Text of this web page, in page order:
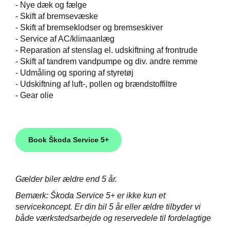
- Nye dæk og fælge
- Skift af bremsevæske
- Skift af bremseklodser og bremseskiver
- Service af AC/klimaanlæg
- Reparation af stenslag el. udskiftning af frontrude
- Skift af tandrem vandpumpe og div. andre remme
- Udmåling og sporing af styretøj
- Udskiftning af luft-, pollen og brændstoffiltre
- Gear olie
Book Škoda Service 5+
Gælder biler ældre end 5 år.
Bemærk: Škoda Service 5+ er ikke kun et
servicekoncept. Er din bil 5 år eller ældre tilbyder vi
både værkstedsarbejde og reservedele til fordelagtige